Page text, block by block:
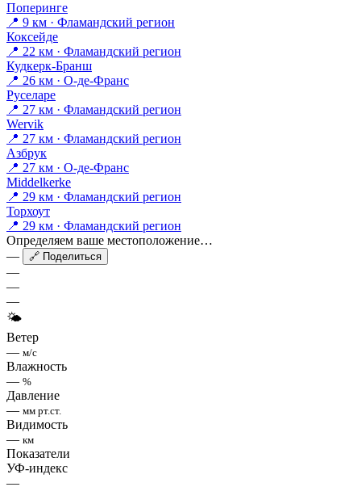
Поперинге
📍 9 км · Фламандский регион
Коксейде
📍 22 км · Фламандский регион
Кудкерк-Бранш
📍 26 км · О-де-Франс
Руселаре
📍 27 км · Фламандский регион
Wervik
📍 27 км · Фламандский регион
Азбрук
📍 27 км · О-де-Франс
Middelkerke
📍 29 км · Фламандский регион
Торхоут
📍 29 км · Фламандский регион
Определяем ваше местоположение…
—
🔗 Поделиться
—
—
—
🌤
Ветер
— м/с
Влажность
— %
Давление
— мм рт.ст.
Видимость
— км
Показатели
УФ-индекс
—